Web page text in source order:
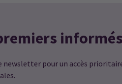
informés
newsletter pour un accès